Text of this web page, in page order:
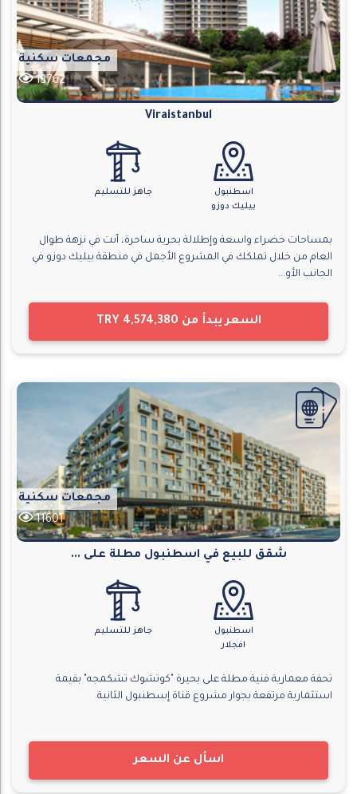
مجمعات سكنية
13762
Viraistanbul
اسطنبول
بيليك دوزو
جاهز للتسليم
بمساحات خضراء واسعة وإطلالة بحرية ساحرة، أنت في نزهة طوال
العام من خلال تملكك في المشروع الأجمل في منطقة بيليك دوزو في
الجانب الأو...
السعر يبدأ من TRY 4,574,380
مجمعات سكنية
11601
شقق للبيع في اسطنبول مطلة على ...
اسطنبول
افجلار
جاهز للتسليم
تحفة معمارية فنية مطلة على بحيرة "كوتشوك تشكمجه" بقيمة
استثمارية مرتفعة بجوار مشروع قناة إسطنبول الثانية.
اسأل عن السعر